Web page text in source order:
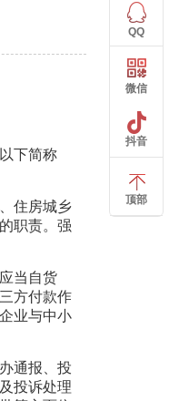
以下简称
住房城乡
职责。强
当自货
方付款作
业与中小
通报、投
投诉处理
QQ
微信
抖音
顶部